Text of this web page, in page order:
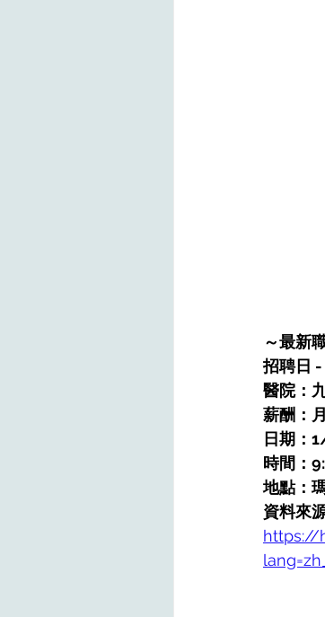
～最新
招聘日
醫院：
薪酬：
日期：
時間：
地點：
資料來
https://